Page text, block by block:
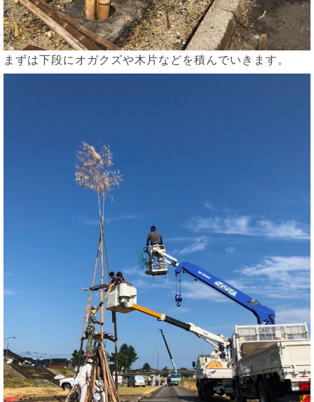
まずは下段にオガクズや木片などを積んでいきます。